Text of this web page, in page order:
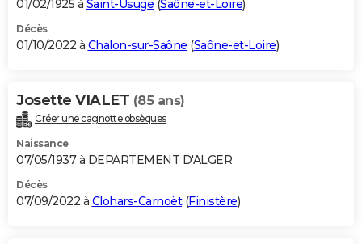
01/02/1925 à Saint-Usuge (Saône-et-Loire)
Décès
01/10/2022 à Chalon-sur-Saône (Saône-et-Loire)
Josette VIALET (85 ans)
Créer une cagnotte obsèques
Naissance
07/05/1937 à DEPARTEMENT D'ALGER
Décès
07/09/2022 à Clohars-Carnoët(Finistère)